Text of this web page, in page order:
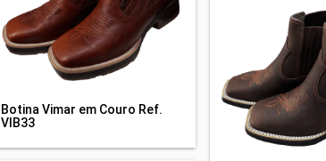
Botina Vimar em Couro Ref.
VIB33